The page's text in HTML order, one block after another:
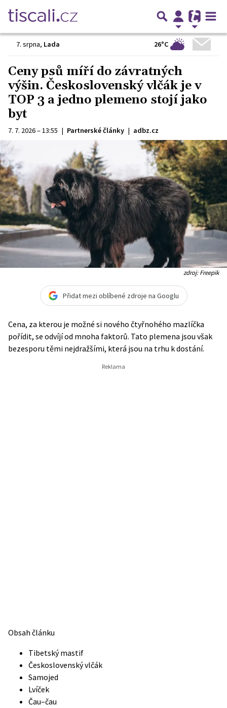
7. srpna, Lada 26°C
Ceny psů míří do závratných
výšin. Československý vlčák je v
TOP 3 a jedno plemeno stojí jako
byt
7. 7. 2026 – 13:55 | Partnerské články | adbz.cz
zdroj: Freepik
Přidat mezi oblíbené zdroje na Googlu
Cena, za kterou je možné si nového čtyřnohého mazlíčka
pořídit, se odvíjí od mnoha faktorů. Tato plemena jsou však
bezesporu těmi nejdražšími, která jsou na trhu k dostání.
Obsah článku
Tibetský mastif
Československý vlčák
Samojed
Lvíček
Čau–čau